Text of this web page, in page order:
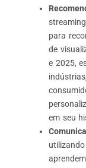
para
de
e 2025,
em seu